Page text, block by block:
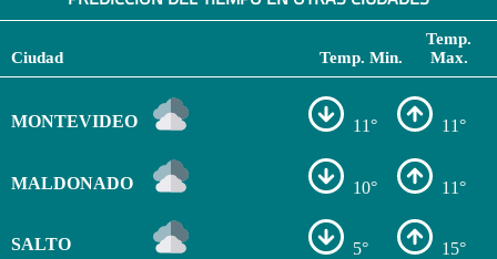
Ciudad Temp. Min.
Temp.
Max.
MONTEVIDEO 11° 11°
MALDONADO 10° 11°
SALTO 5° 15°